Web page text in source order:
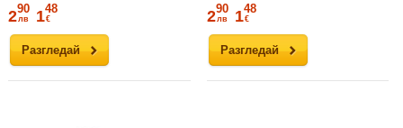
Разгледай
290
лв 148
€
Разгледай
290
лв 148
€